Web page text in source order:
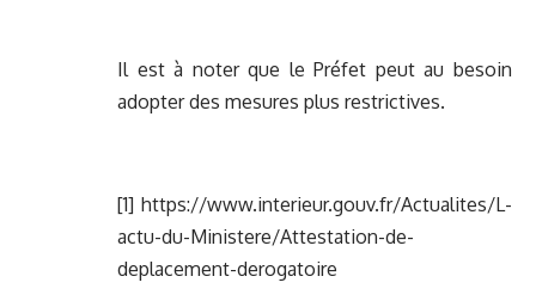
Il est à noter que le Préfet peut au besoin
adopter des mesures plus restrictives.
[1] https://www.interieur.gouv.fr/Actualites/L-
actu-du-Ministere/Attestation-de-
deplacement-derogatoire